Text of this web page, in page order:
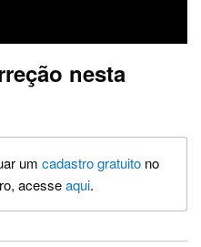
nesta
um cadastro gratuito no
acesseaqui.